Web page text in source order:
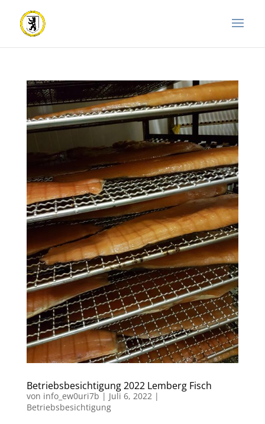
Betriebsbesichtigung 2022 Lemberg Fisch
von info_ew0uri7b | Juli 6, 2022|
Betriebsbesichtigung